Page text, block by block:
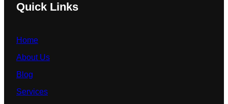
Quick Links
Home
About Us
Blog
Services